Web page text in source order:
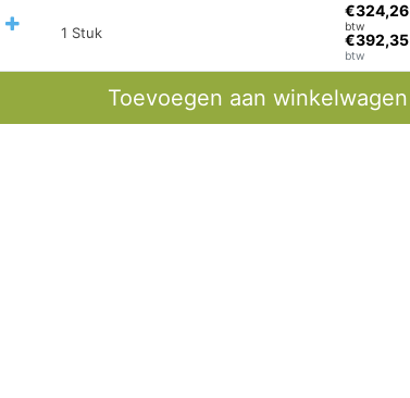
1 Stuk
€324,26
btw
€392,35
btw
Toevoegen aan winkelwagen